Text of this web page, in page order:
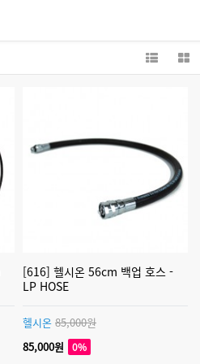
[616] 헬시온 56cm 백업 호스 -
LP HOSE
헬시온 85,000원
85,000원
0%